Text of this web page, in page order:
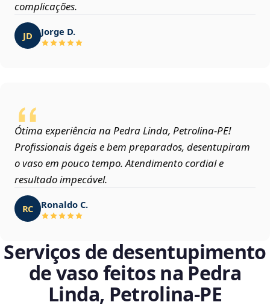
complicações.
JD Jorge D.
Ótima experiência na Pedra Linda, Petrolina‑PE!
Profissionais ágeis e bem preparados, desentupiram
o vaso em pouco tempo. Atendimento cordial e
resultado impecável.
RC Ronaldo C.
Serviços de desentupimento
de vaso feitos na Pedra
Linda, Petrolina‑PE